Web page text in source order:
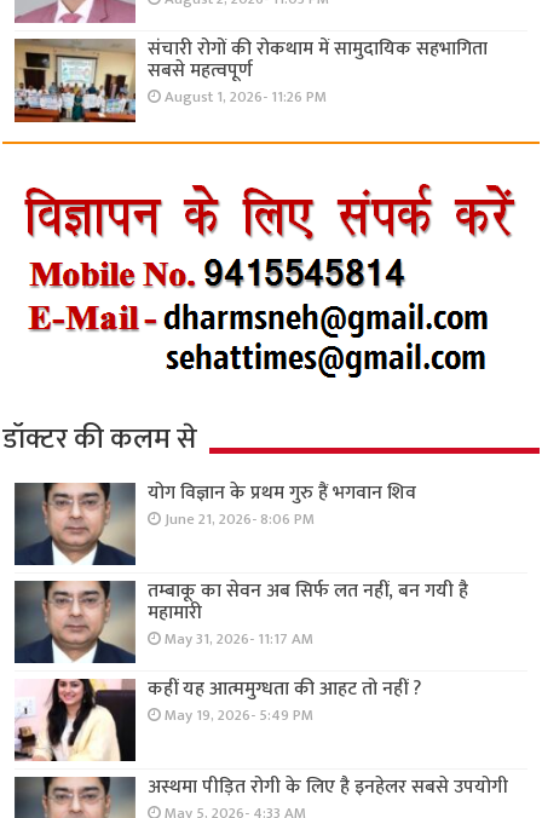
संचारी रोगों की रोकथाम में सामुदायिक सहभागिता
सबसे महत्वपूर्ण
August 1, 2026- 11:26 PM
डॉक्टर की कलम से
योग विज्ञान के प्रथम गुरु हैं भगवान शिव
June 21, 2026- 8:06 PM
तम्बाकू का सेवन अब सिर्फ लत नहीं, बन गयी है
महामारी
May 31, 2026- 11:17 AM
कहीं यह आत्ममुग्धता की आहट तो नहीं ?
May 19, 2026- 5:49 PM
अस्थमा पीड़ित रोगी के लिए है इनहेलर सबसे उपयोगी